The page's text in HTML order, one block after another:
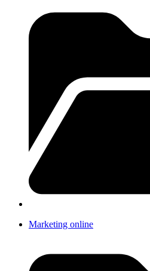
Marketing online